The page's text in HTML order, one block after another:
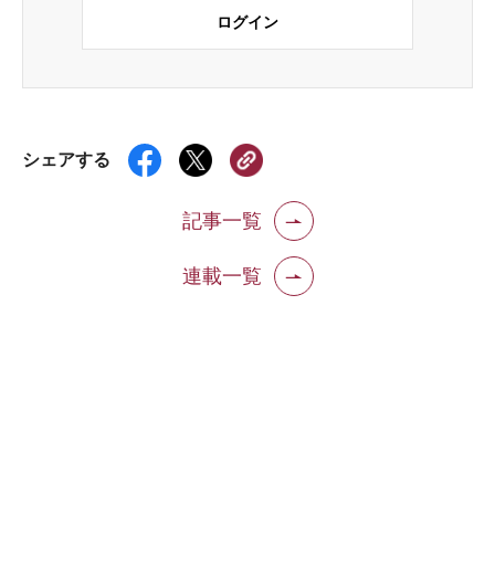
ログイン
シェアする
記事一覧
連載一覧